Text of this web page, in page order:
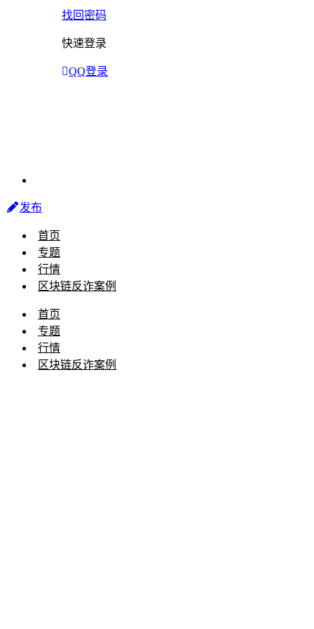
找回密码
快速登录
QQ登录
发布
首页
专题
行情
区块链反诈案例
首页
专题
行情
区块链反诈案例